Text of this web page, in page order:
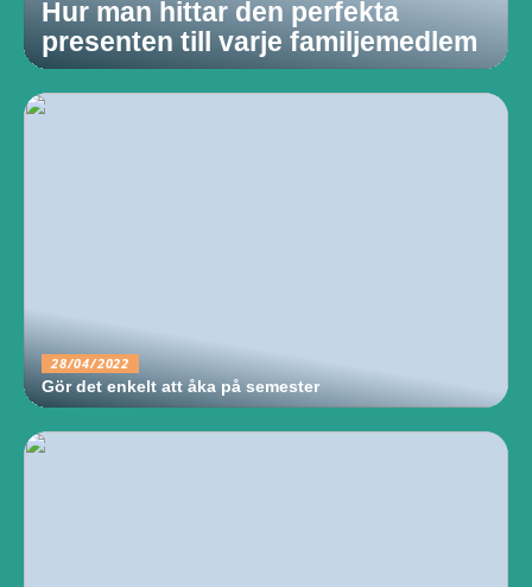
Hur man hittar den perfekta
presenten till varje familjemedlem
28/04/2022
Gör det enkelt att åka på semester